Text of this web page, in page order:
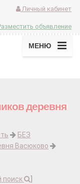
Личный кабинет
объявление
МЕНЮ
деревня
БЕЗ
Васюково
поиск